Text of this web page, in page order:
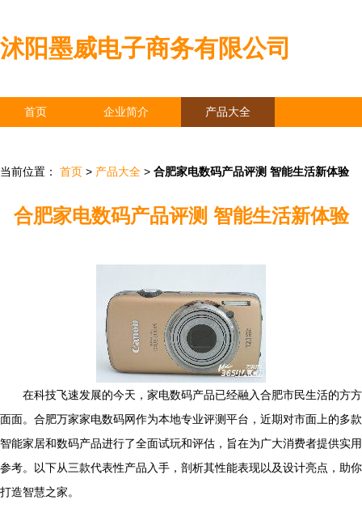
沭阳墨威电子商务有限公司
首页 企业简介 产品大全
当前位置： 首页 > 产品大全 > 合肥家电数码产品评测 智能生活新体验
合肥家电数码产品评测 智能生活新体验
在科技飞速发展的今天，家电数码产品已经融入合肥市民生活的方方
面面。合肥万家家电数码网作为本地专业评测平台，近期对市面上的多款
智能家居和数码产品进行了全面试玩和评估，旨在为广大消费者提供实用
参考。以下从三款代表性产品入手，剖析其性能表现以及设计亮点，助你
打造智慧之家。